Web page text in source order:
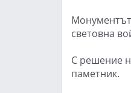
световна
С решение
паметник.